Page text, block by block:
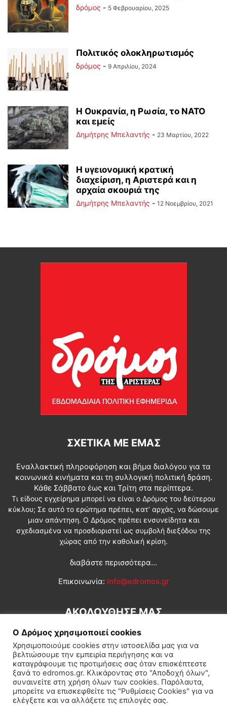
δρόμος - 5 Φεβρουαρίου, 2025
Πολιτικός ολοκληρωτισμός
δρόμος - 9 Απριλίου, 2024
Η Ουκρανία, η Ρωσία, το ΝΑΤΟ
και εμείς
Δημήτρης Μπελαντής - 23 Μαρτίου, 2022
Η υγειονομική κρατική
διαχείριση, η Αριστερά και η
αρχαία σκουριά της
Δημήτρης Μπελαντής - 12 Νοεμβρίου, 2021
ΣΧΕΤΙΚΆ ΜΕ ΕΜΆΣ
Εναλλακτική πληροφόρηση και βήμα διαλόγου για τα
κοινωνικά κινήματα και τη συλλογική πολιτική δράση.
Κάθε Σάββατο έως και Τρίτη στα περίπτερα.
Τι είδους εγχείρημα μπορεί να είναι ο Δρόμος του δεύτερου
κύκλου; Σε αυτό το ερώτημα πρέπει, κατ’ αρχάς, να δώσουμε
μιαν απάντηση. Ο Δρόμος πρέπει ενσυνείδητα και
σχεδιασμένα να προσδιοριστεί ως συμβολή διεξόδου της
χώρας από την καθολική κρίση.
διαβάστε περισσότερα...
Επικοινωνία: info@edromos.gr
ΑΚΟΛΟΥΘΗΣΕ ΜΑΣ
Εγγραφή συνδρομητή Πολιτική Διεθνή Κοινωνία
Πολιτισμός Αφιερώματα
Ο Δρόμος χρησιμοποιεί cookies
Χρησιμοποιούμε cookies στην ιστοσελίδα μας για να
βελτιώσουμε την εμπειρία περιήγησης και να
καταγράφουμε τις προτιμήσεις σας όταν επισκέπτεστε
ξανά το edromos.gr. Κλικάροντας στο "Αποδοχή όλων",
συναινείτε στη χρήση όλων των cookies. Παρόλαυτα,
μπορείτε να επισκεφθείτε τις "Ρυθμίσεις Cookies" για να
ελέγξετε και να αλλάξετε τις επιλογές σας.